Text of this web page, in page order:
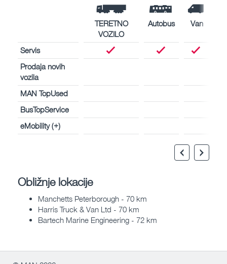
TERETNO
VOZILO
Autobus Van
Servis
Prodaja novih
vozila
MAN TopUsed
BusTopService
eMobility (+)
Obližnje lokacije
Manchetts Peterborough - 70 km
Harris Truck & Van Ltd - 70 km
Bartech Marine Engineering - 72 km